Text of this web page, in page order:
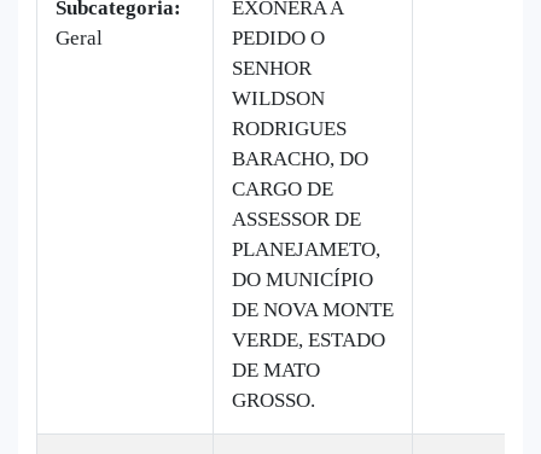
Subcategoria:
Geral
EXONERA A
PEDIDO O
SENHOR
WILDSON
RODRIGUES
BARACHO, DO
CARGO DE
ASSESSOR DE
PLANEJAMETO,
DO MUNICÍPIO
DE NOVA MONTE
VERDE, ESTADO
DE MATO
GROSSO.